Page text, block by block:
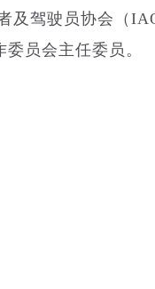
及驾驶员协会（
员会主任委员。